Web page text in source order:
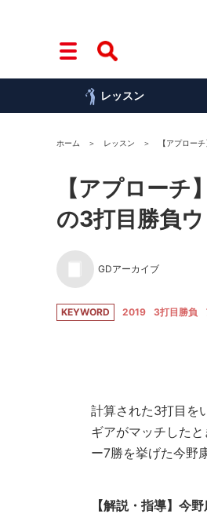
レッスン
ホーム レッスン 【アプロー
【アプロー
の3打目勝負
GDアーカイブ
KEYWORD 2019 3打目勝負
計算された3打目を
ギアがマッチした
ー7勝を挙げた今野
【解説・指導】今